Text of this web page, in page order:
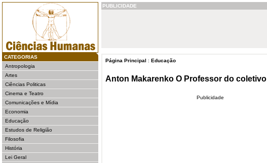
CATEGORIAS
Antropologia
Artes
Ciências Politicas
Cinema e Teatro
Comunicações e Mídia
Economia
Educação
Estudos de Religião
Filosofia
História
Lei Geral
PUBLICIDADE
Página Principal : Educação
Anton Makarenko O Professor do coletivo
Publicidade